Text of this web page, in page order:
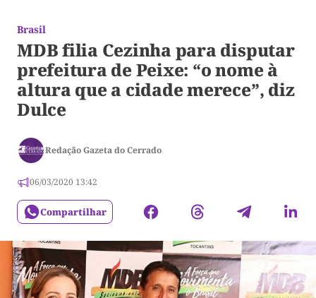
Brasil
MDB filia Cezinha para disputar
prefeitura de Peixe: “o nome à
altura que a cidade merece”, diz
Dulce
Redação Gazeta do Cerrado
06/03/2020 13:42
Compartilhar